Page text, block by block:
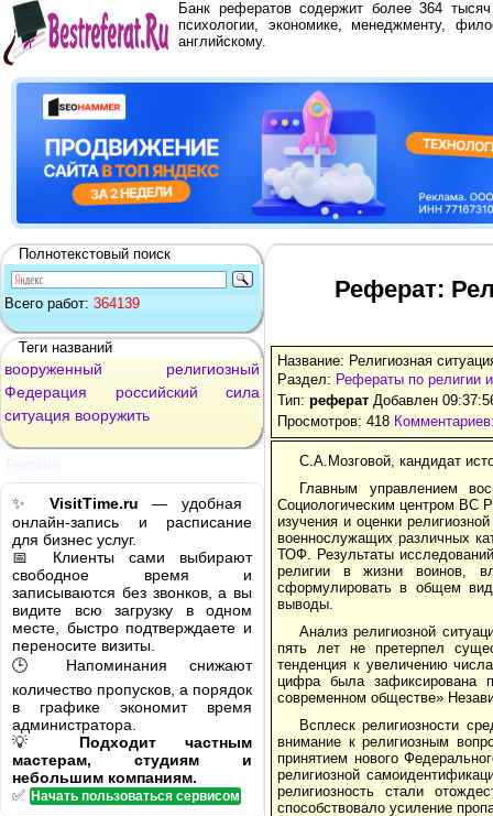
Банк рефератов содержит более 364
психологии, экономике, менеджменту,
английскому.
Полнотекстовый поиск
Всего работ: 364139
Теги названий
вооруженный
религиозный
Федерация
российский
сила
ситуация вооружить
✨ VisitTime.ru — удобная
онлайн-запись и расписание
для бизнес услуг.
📅 Клиенты сами выбирают
свободное время и
записываются без звонков, а вы
видите всю загрузку в одном
месте, быстро подтверждаете и
переносите визиты.
🕒 Напоминания снижают
количество пропусков, а порядок
в графике экономит время
администратора.
💡 Подходит частным
мастерам, студиям и
небольшим компаниям.
✅ Начать пользоваться сервисом
Реферат:
Название: Религиозная
Раздел: Рефераты по религии
Тип: реферат Добавлен
Просмотров: 418
С.А.Мозговой, кандидат
Главным управлением
Социологическим центром ВС
изучения и оценки
военнослужащих различных
ТОФ. Результаты
религии в жизни воинов,
сформулировать в общем
выводы.
Анализ религиозной
пять лет не претерпел
тенденция к увеличению
цифра была зафиксирована
современном обществе»
Всплеск религиозности
внимание к религиозным
принятием нового
религиозной
религиозность стали
способствовало усиление